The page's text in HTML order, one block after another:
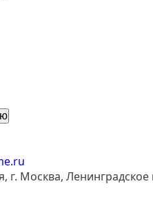
г. Москва,